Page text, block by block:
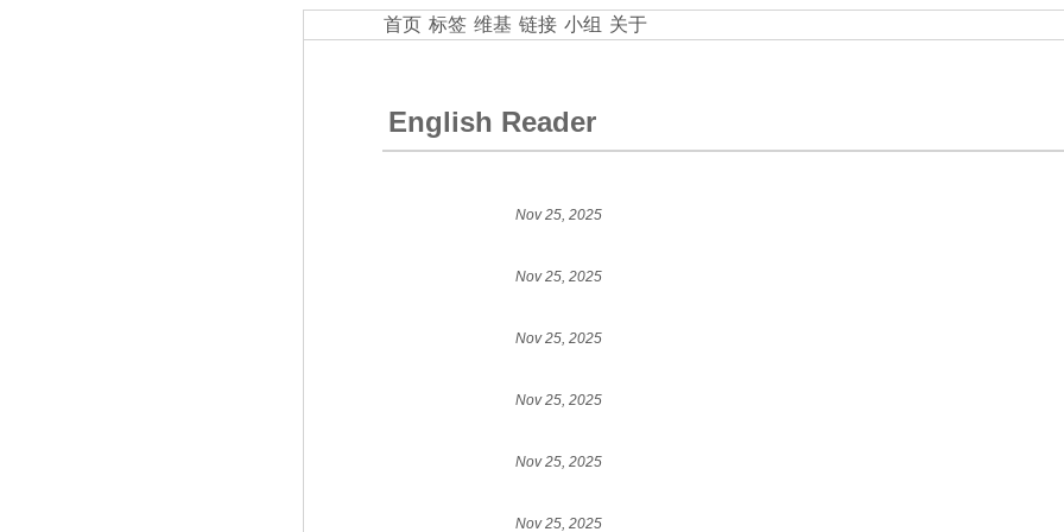
首页 标签 维基 链接 小组 关于
English Reader
Nov 25, 2025
Nov 25, 2025
Nov 25, 2025
Nov 25, 2025
Nov 25, 2025
Nov 25, 2025